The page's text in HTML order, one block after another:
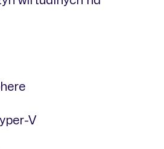
V